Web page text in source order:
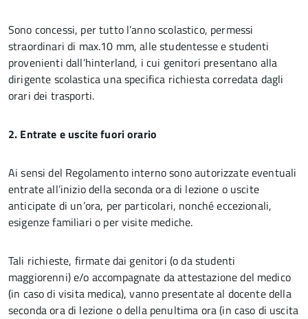
Sono concessi, per tutto l’anno scolastico, permessi
straordinari di max.10 mm, alle studentesse e studenti
provenienti dall’hinterland, i cui genitori presentano alla
dirigente scolastica una specifica richiesta corredata dagli
orari dei trasporti.
2. Entrate e uscite fuori orario
Ai sensi del Regolamento interno sono autorizzate eventuali
entrate all’inizio della seconda ora di lezione o uscite
anticipate di un’ora, per particolari, nonché eccezionali,
esigenze familiari o per visite mediche.
Tali richieste, firmate dai genitori (o da studenti
maggiorenni) e/o accompagnate da attestazione del medico
(in caso di visita medica), vanno presentate al docente della
seconda ora di lezione o della penultima ora (in caso di uscita